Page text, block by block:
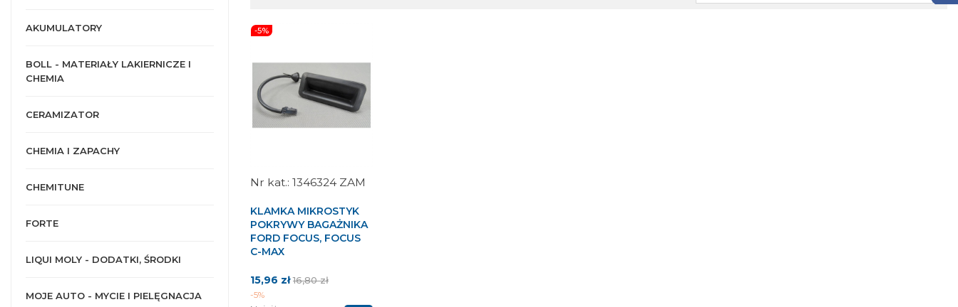
AKUMULATORY
BOLL - MATERIAŁY LAKIERNICZE I
CHEMIA
CERAMIZATOR
CHEMIA I ZAPACHY
CHEMITUNE
FORTE
LIQUI MOLY - DODATKI, ŚRODKI
MOJE AUTO - MYCIE I PIELĘGNACJA
-5%
1346324 ZAM
KLAMKA MIKROSTYK
POKRYWY BAGAŻNIKA
FORD FOCUS, FOCUS
C-MAX
Cena
15,96 złCena
16,80 zł
-5%